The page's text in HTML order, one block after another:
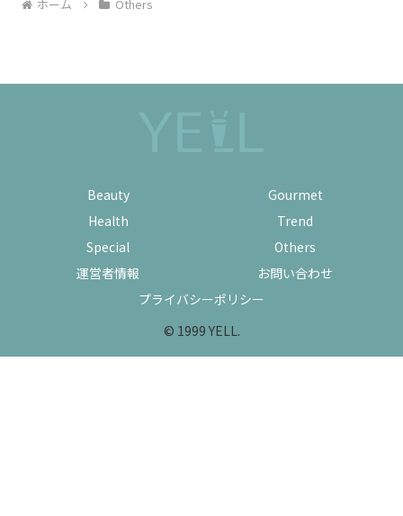
ホーム Others
Beauty
Gourmet
Health
Trend
Special
Others
運営者情報
お問い合わせ
プライバシーポリシー
© 1999 YELL.